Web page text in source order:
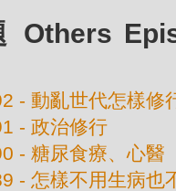
Others
- 動亂世代怎樣修
- 政治修行
- 糖尿食療、心醫
- 怎樣不用生病也